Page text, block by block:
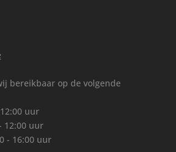
bereikbaar op de volgende
uur
12:00 uur
- 16:00 uur